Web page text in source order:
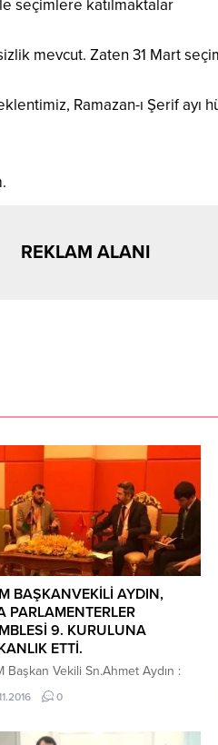
seçimlere katılmaktalar
mevcut. Zaten 31 Mart
Ramazan-ı Şerif ayı
REKLAM ALANI
BAŞKANVEKİLİ AYDIN,
PARLAMENTERLER
9. KURULUNA
ETTİ.
Başkan Vekili Sn.Ahmet Aydın :
Parlamenterler Asamblesi 9.Genel
açılış konuşmaları ile başladı.
0